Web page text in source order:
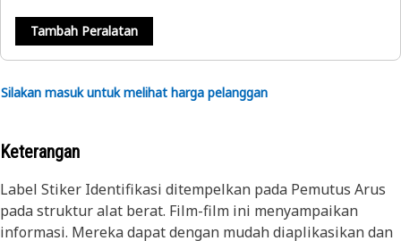
Tambah Peralatan
Silakan masuk untuk melihat harga pelanggan
Keterangan
Label Stiker Identifikasi ditempelkan pada Pemutus Arus
pada struktur alat berat. Film-film ini menyampaikan
informasi. Mereka dapat dengan mudah diaplikasikan dan